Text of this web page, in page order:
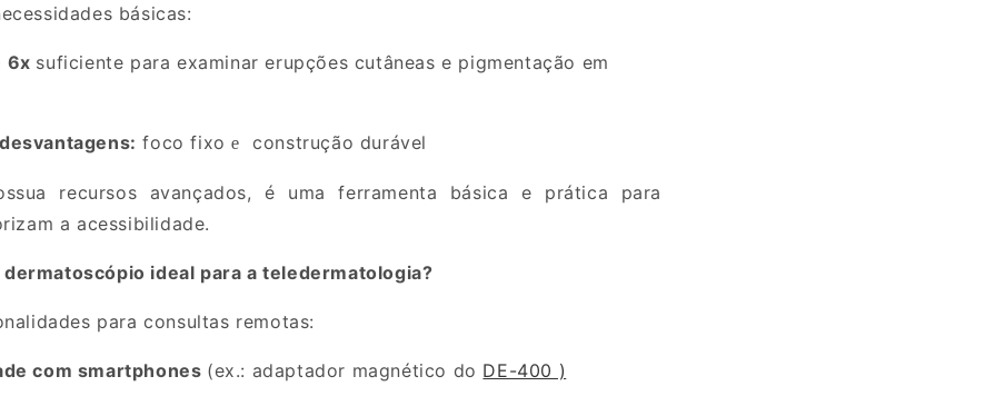
básicas:
6x suficiente para examinar erupções cutâneas e pigmentação em
foco fixoe construção durável
recursos avançados, é uma ferramenta básica e prática para
a acessibilidade.
ideal para a teledermatologia?
para consultas remotas:
com smartphones (ex.: adaptador magnético do DE-400 )